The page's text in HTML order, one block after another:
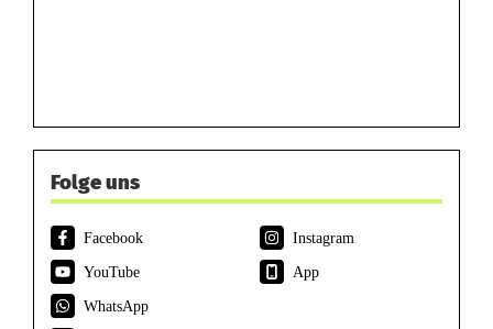
Folge uns
Facebook
Instagram
YouTube
App
WhatsApp